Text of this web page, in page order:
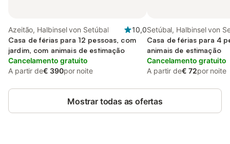
Azeitão, Halbinsel von Setúbal
10,0
Casa de férias para 12 pessoas, com
jardim, com animais de estimação
Cancelamento gratuito
A partir de€ 390por noite
Setúbal, Halbinsel von
Casa de férias para 4
animais de estimação
Cancelamento gratuito
A partir de€ 72por noite
Mostrar todas as ofertas